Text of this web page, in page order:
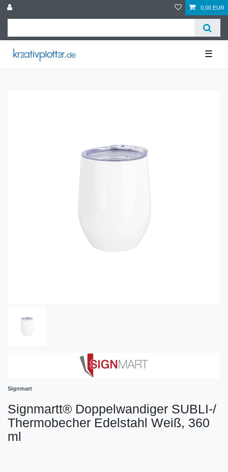
0,00 EUR
☰
Signmart
Signmartt® Doppelwandiger SUBLI-/
Thermobecher Edelstahl Weiß, 360
ml